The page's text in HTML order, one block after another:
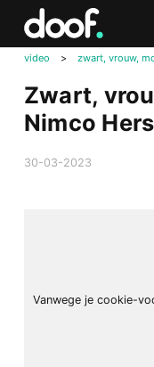
video > zwart, vrouw,
Zwart,
Nimco
30-03-2023
Vanwege je cookie-
Doof.nl